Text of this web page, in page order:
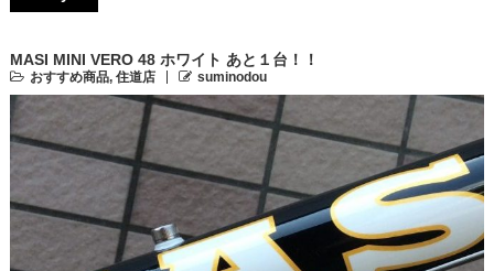
MASI MINI VERO 48 ホワイト あと１台！！
おすすめ商品, 住道店 suminodou